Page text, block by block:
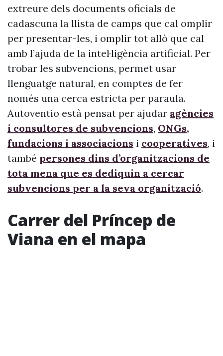
extreure dels documents oficials de
cadascuna la llista de camps que cal omplir
per presentar-les, i omplir tot allò que cal
amb l’ajuda de la intel·ligència artificial. Per
trobar les subvencions, permet usar
llenguatge natural, en comptes de fer
només una cerca estricta per paraula.
Autoventio està pensat per ajudar agències
i consultores de subvencions, ONGs,
fundacions i associacions i cooperatives, i
també persones dins d’organitzacions de
tota mena que es dediquin a cercar
subvencions per a la seva organització.
Carrer del Príncep de
Viana en el mapa